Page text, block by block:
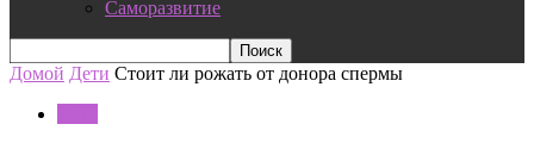
Саморазвитие
Домой Дети Стоит ли рожать от донора спермы